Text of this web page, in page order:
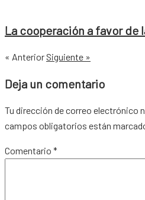
La cooperación a favor de
« Anterior Siguiente »
Deja un comentario
Tu dirección de correo electrónico
campos obligatorios están
Comentario *